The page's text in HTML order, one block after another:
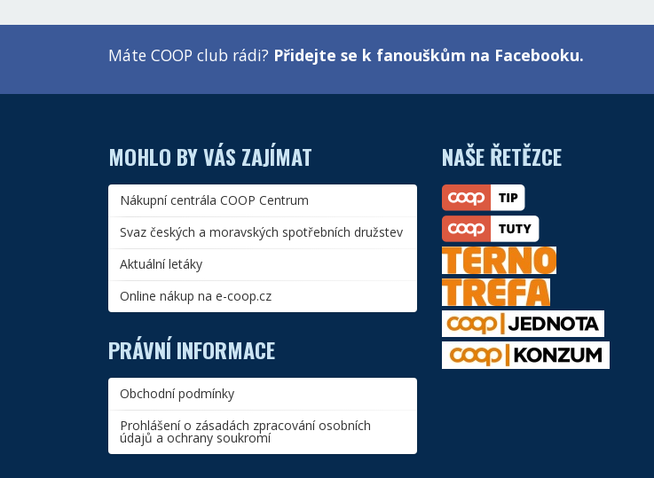
Máte COOP club rádi? Přidejte se k fanouškům na Facebooku.
MOHLO BY VÁS ZAJÍMAT
Nákupní centrála COOP Centrum
Svaz českých a moravských spotřebních družstev
Aktuální letáky
Online nákup na e-coop.cz
PRÁVNÍ INFORMACE
Obchodní podmínky
Prohlášení o zásadách zpracování osobních
údajů a ochrany soukromí
NAŠE ŘETĚZCE